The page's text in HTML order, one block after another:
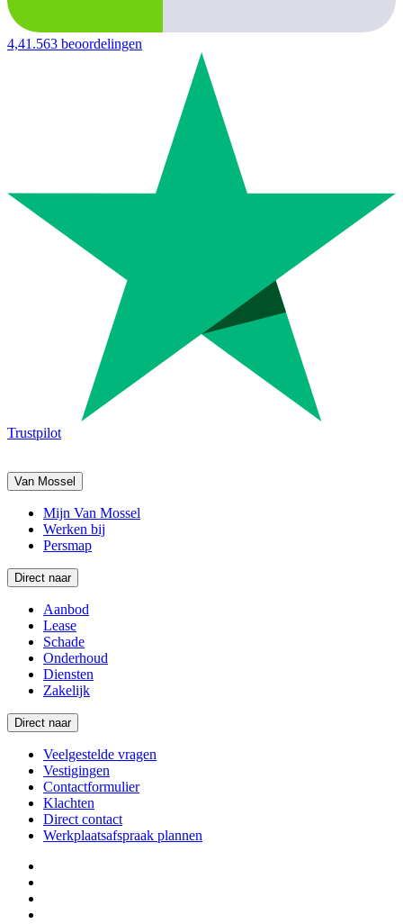
4,41.563 beoordelingen
Trustpilot
Van Mossel
Mijn Van Mossel
Werken bij
Persmap
Direct naar
Aanbod
Lease
Schade
Onderhoud
Diensten
Zakelijk
Direct naar
Veelgestelde vragen
Vestigingen
Contactformulier
Klachten
Direct contact
Werkplaatsafspraak plannen